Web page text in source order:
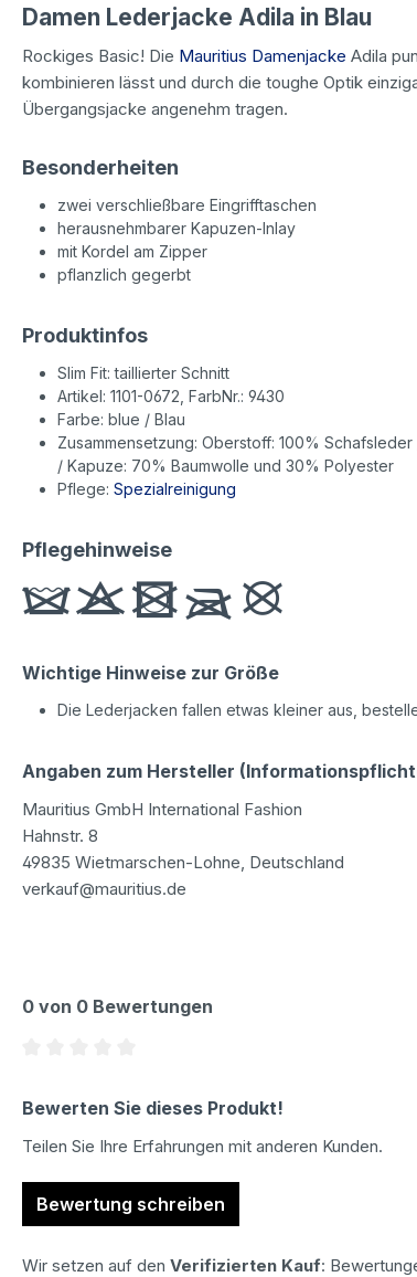
Damen Lederjacke Adila in Blau
Rockiges Basic! Die Mauritius Damenjacke Adila
kombinieren lässt und durch die toughe Optik
Übergangsjacke angenehm tragen.
Besonderheiten
zwei verschließbare Eingrifftaschen
herausnehmbarer Kapuzen-Inlay
mit Kordel am Zipper
pflanzlich gegerbt
Produktinfos
Slim Fit: taillierter Schnitt
Artikel: 1101-0672, FarbNr.: 9430
Farbe: blue / Blau
Zusammensetzung: Oberstoff: 100%
/ Kapuze: 70% Baumwolle und 30% Polyester
Pflege: Spezialreinigung
Pflegehinweise
Wichtige Hinweise zur Größe
Die Lederjacken fallen etwas kleiner aus,
Angaben zum Hersteller
Mauritius GmbH International Fashion
Hahnstr. 8
49835 Wietmarschen-Lohne, Deutschland
verkauf@mauritius.de
0 von 0 Bewertungen
Bewerten Sie dieses Produkt!
Teilen Sie Ihre Erfahrungen mit anderen Kunden.
Bewertung schreiben
Wir setzen auf den Verifizierten Kauf: